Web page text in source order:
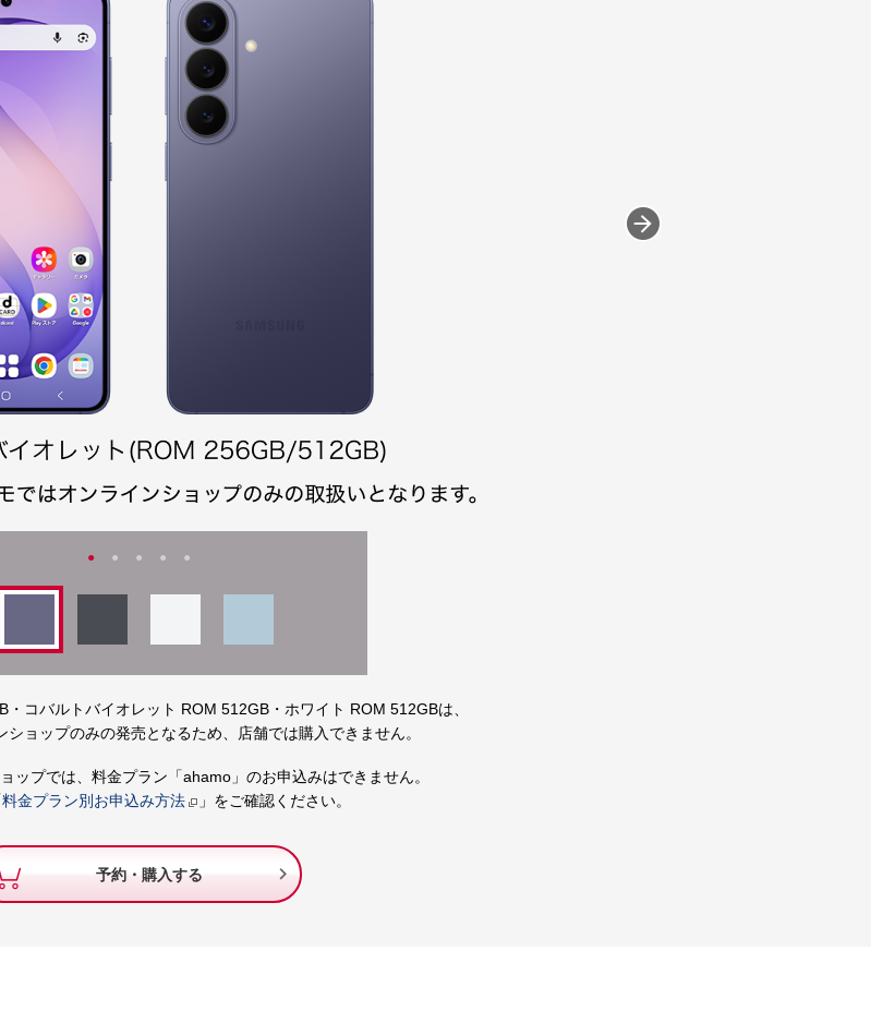
コバルトバイオレット ROM 512GB・ホワイト ROM 512GBは、
ショップのみの発売となるため、店舗では購入できません。
ップでは、料金プラン「ahamo」のお申込みはできません。
料金プラン別お申込み方法 」をご確認ください。
予約・購入する 